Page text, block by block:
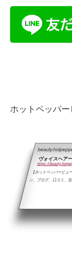
ホットペッパ
ヴォイスヘア
https://
【ホットペッパービュ
ン、ブログ、口コミ、